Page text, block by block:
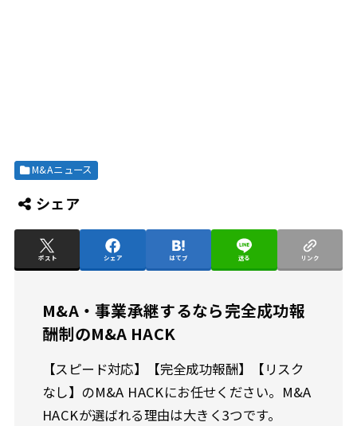
M&Aニュース
シェア
ポスト シェア はてブ 送る リンク
M&A・事業承継するなら完全成功報
酬制のM&A HACK
【スピード対応】【完全成功報酬】【リスク
なし】のM&A HACKにお任せください。M&A
HACKが選ばれる理由は大きく3つです。